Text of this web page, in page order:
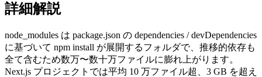
詳細解説
node_modules は package.json の dependencies / devDependencies
に基づいて npm install が展開するフォルダで、推移的依存も
全て含むため数万〜数十万ファイルに膨れ上がります。
Next.js プロジェクトでは平均 10 万ファイル超、3 GB を超え